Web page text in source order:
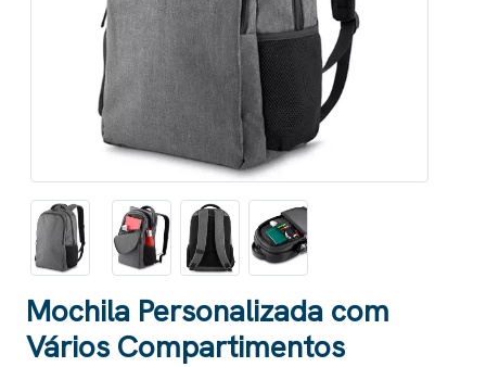
Mochila Personalizada com
Vários Compartimentos